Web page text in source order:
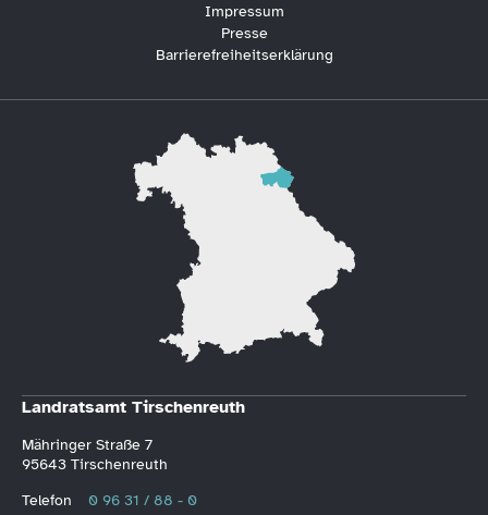
Impressum
Presse
Barrierefreiheitserklärung
Landratsamt Tirschenreuth
Mähringer Straße 7
95643 Tirschenreuth
Telefon
0 96 31 / 88 - 0